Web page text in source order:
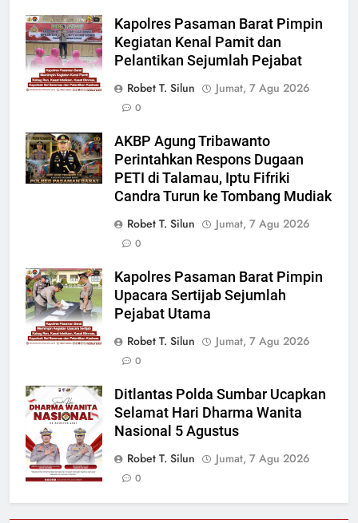
Kapolres Pasaman Barat Pimpin
Kegiatan Kenal Pamit dan
Pelantikan Sejumlah Pejabat
Robet T. Silun
Jumat, 7 Agu 2026
0
AKBP Agung Tribawanto
Perintahkan Respons Dugaan
PETI di Talamau, Iptu Fifriki
Candra Turun ke Tombang Mudiak
Robet T. Silun
Jumat, 7 Agu 2026
0
Kapolres Pasaman Barat Pimpin
Upacara Sertijab Sejumlah
Pejabat Utama
Robet T. Silun
Jumat, 7 Agu 2026
0
Ditlantas Polda Sumbar Ucapkan
Selamat Hari Dharma Wanita
Nasional 5 Agustus
Robet T. Silun
Jumat, 7 Agu 2026
0